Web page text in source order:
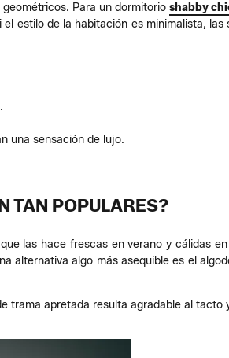
Para un dormitorio shabby
estilo de la habitación es minimalista, las
una sensación de lujo.
TAN POPULARES?
las hace frescas en verano y cálidas
alternativa algo más asequible es el
trama apretada resulta agradable al tacto